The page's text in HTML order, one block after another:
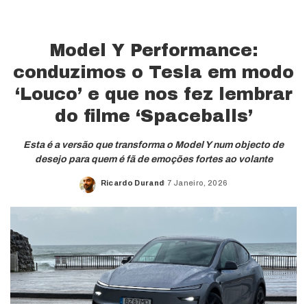
Model Y Performance:
conduzimos o Tesla em modo
‘Louco’ e que nos fez lembrar
do filme ‘Spaceballs’
Esta é a versão que transforma o Model Y num objecto de
desejo para quem é fã de emoções fortes ao volante
Posted
Ricardo Durand 7 Janeiro, 2026